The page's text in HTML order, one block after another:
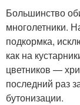
Большинство
многолетники.
подкормка,
как на
цветников —
последний раз
бутонизации.